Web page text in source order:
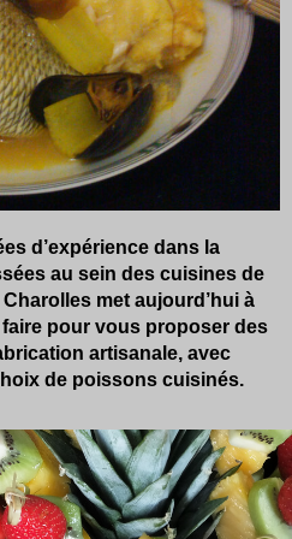
d’expérience dans la
au sein des cuisines de
met aujourd’hui à
pour vous proposer des
artisanale, avec
de poissons cuisinés.